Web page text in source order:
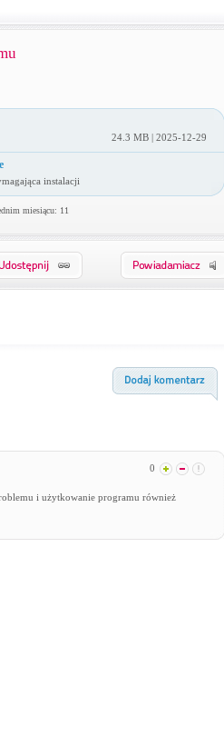
24.3 MB | 2025-12-29
instalacji
miesiącu: 11
0
i użytkowanie programu również